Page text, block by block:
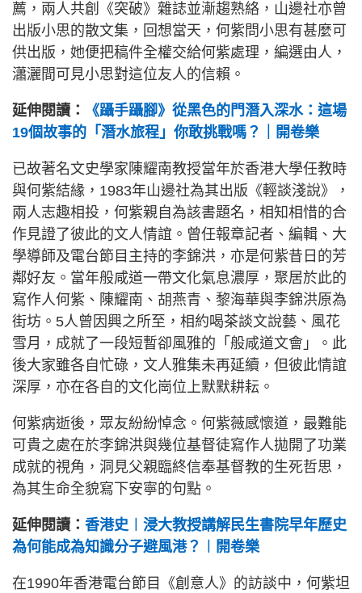
薦，兩人共創《突破》雜誌並漸趨熟絡，山邊社亦曾
出版小思的散文集，回想當天，何紫問小思有甚麼可
供出版，她便把稿件全權交給何紫處理，編選由人，
瀟灑間可見小思對這位友人的信賴。
延伸閱讀：
《躡手躡腳》從黑色的門潛入深水：這場
19個故事的「潛水旅程」你敢挑戰嗎？｜開卷樂
已故著名文史學家陳耀南教授當年於香港大學任教時
與何紫結緣，1983年山邊社為其出版《輕談淺說》，
兩人志趣相投，何紫親自為該書題名，相知相惜的合
作見證了彼此的文人情誼。曾任報章記者、編輯、大
學導師及電台節目主持的李錦洪，亦是何紫昔日的芳
鄰好友。當年般咸道一帶文化氣息濃厚，聚居於此的
寫作人何紫、陳耀南、胡燕青、黎海華與李錦洪原為
街坊。5人曾因興之所至，相約喝茶談文說藝、風花
雪月，成就了一段短暫卻風雅的「般咸道文會」。此
後大家雖各自忙碌，文人雅集未再延續，但彼此情誼
深厚，亦在各自的文化崗位上默默耕耘。
何紫病逝後，眾友紛紛悼念。何紫薇感懷道，最難能
可貴之處在於李錦洪與幾位基督徒寫作人拋開了功業
成就的視角，洞見父親臨終信奉基督教的生死哲思，
為其生命全貌寫下安寧的句點。
延伸閱讀： 香港史︱浸大教授講解民生書院早年歷史
為何能成為知識分子避風港？︱開卷樂
在1990年香港電台節目《創意人》的訪談中，何紫坦